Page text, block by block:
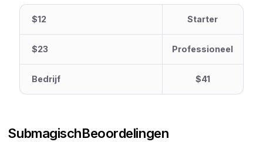
$12 Starter
$23 Professioneel
Bedrijf $41
SubmagischBeoordelingen